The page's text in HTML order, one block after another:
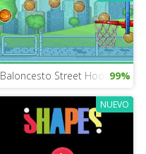
Baloncesto Street Hoop99%
NUEVO